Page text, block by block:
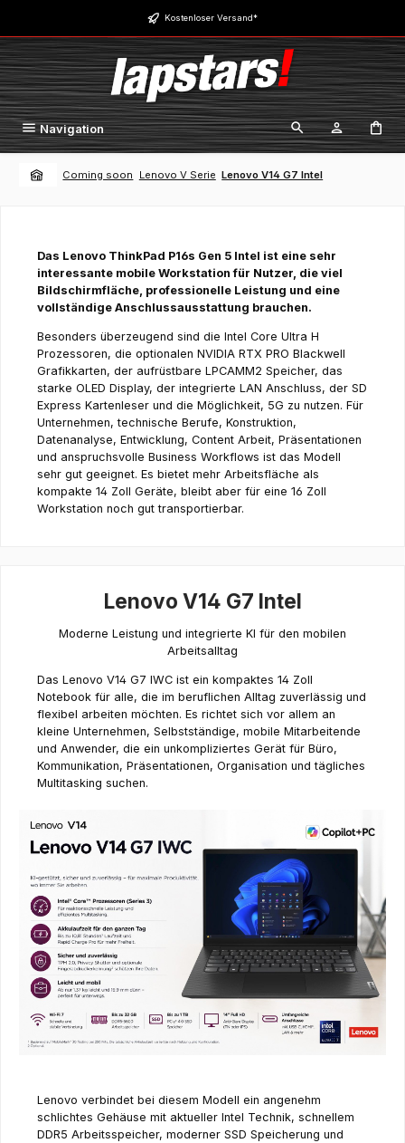
Zum Hauptinhalt springen Kostenloser Versand*
Navigation
Coming soon Lenovo V Serie Lenovo V14 G7 Intel
Das Lenovo ThinkPad P16s Gen 5 Intel ist eine sehr
interessante mobile Workstation für Nutzer, die viel
Bildschirmfläche, professionelle Leistung und eine
vollständige Anschlussausstattung brauchen.
Besonders überzeugend sind die Intel Core Ultra H
Prozessoren, die optionalen NVIDIA RTX PRO Blackwell
Grafikkarten, der aufrüstbare LPCAMM2 Speicher, das
starke OLED Display, der integrierte LAN Anschluss, der SD
Express Kartenleser und die Möglichkeit, 5G zu nutzen. Für
Unternehmen, technische Berufe, Konstruktion,
Datenanalyse, Entwicklung, Content Arbeit, Präsentationen
und anspruchsvolle Business Workflows ist das Modell
sehr gut geeignet. Es bietet mehr Arbeitsfläche als
kompakte 14 Zoll Geräte, bleibt aber für eine 16 Zoll
Workstation noch gut transportierbar.
Lenovo V14 G7 Intel
Moderne Leistung und integrierte KI für den mobilen
Arbeitsalltag
Das Lenovo V14 G7 IWC ist ein kompaktes 14 Zoll
Notebook für alle, die im beruflichen Alltag zuverlässig und
flexibel arbeiten möchten. Es richtet sich vor allem an
kleine Unternehmen, Selbstständige, mobile Mitarbeitende
und Anwender, die ein unkompliziertes Gerät für Büro,
Kommunikation, Präsentationen, Organisation und tägliches
Multitasking suchen.
Lenovo verbindet bei diesem Modell ein angenehm
schlichtes Gehäuse mit aktueller Intel Technik, schnellem
DDR5 Arbeitsspeicher, moderner SSD Speicherung und